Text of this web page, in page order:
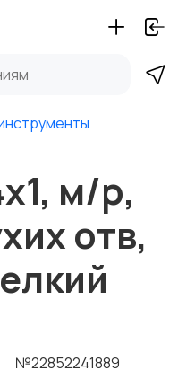
м/р,
отв,
№22852241889